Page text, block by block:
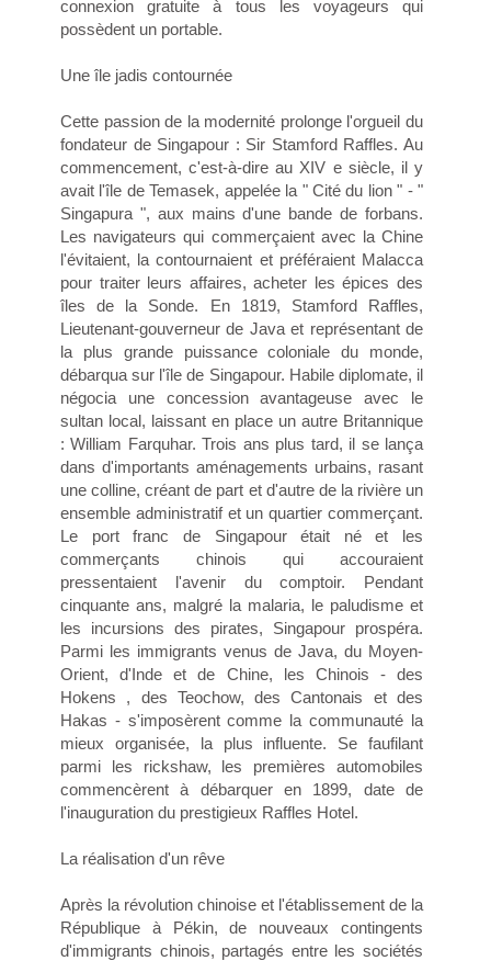
connexion gratuite à tous les voyageurs qui
possèdent un portable.
Une île jadis contournée
Cette passion de la modernité prolonge l'orgueil du
fondateur de Singapour : Sir Stamford Raffles. Au
commencement, c'est-à-dire au XIV e siècle, il y
avait l'île de Temasek, appelée la " Cité du lion " - "
Singapura ", aux mains d'une bande de forbans.
Les navigateurs qui commerçaient avec la Chine
l'évitaient, la contournaient et préféraient Malacca
pour traiter leurs affaires, acheter les épices des
îles de la Sonde. En 1819, Stamford Raffles,
Lieutenant-gouverneur de Java et représentant de
la plus grande puissance coloniale du monde,
débarqua sur l'île de Singapour. Habile diplomate, il
négocia une concession avantageuse avec le
sultan local, laissant en place un autre Britannique
: William Farquhar. Trois ans plus tard, il se lança
dans d'importants aménagements urbains, rasant
une colline, créant de part et d'autre de la rivière un
ensemble administratif et un quartier commerçant.
Le port franc de Singapour était né et les
commerçants chinois qui accouraient
pressentaient l'avenir du comptoir. Pendant
cinquante ans, malgré la malaria, le paludisme et
les incursions des pirates, Singapour prospéra.
Parmi les immigrants venus de Java, du Moyen-
Orient, d'Inde et de Chine, les Chinois - des
Hokens , des Teochow, des Cantonais et des
Hakas - s'imposèrent comme la communauté la
mieux organisée, la plus influente. Se faufilant
parmi les rickshaw, les premières automobiles
commencèrent à débarquer en 1899, date de
l'inauguration du prestigieux Raffles Hotel.
La réalisation d'un rêve
Après la révolution chinoise et l'établissement de la
République à Pékin, de nouveaux contingents
d'immigrants chinois, partagés entre les sociétés